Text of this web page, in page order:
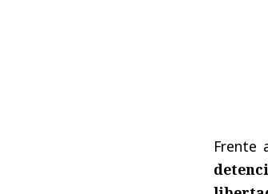
Frente